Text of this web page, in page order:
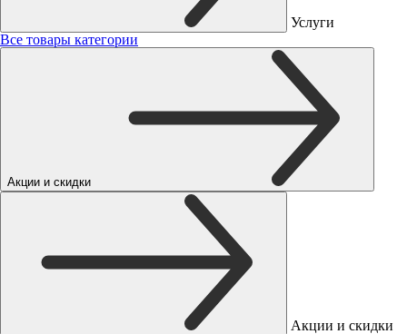
Услуги
Все товары категории
Акции и скидки
Акции и скидки